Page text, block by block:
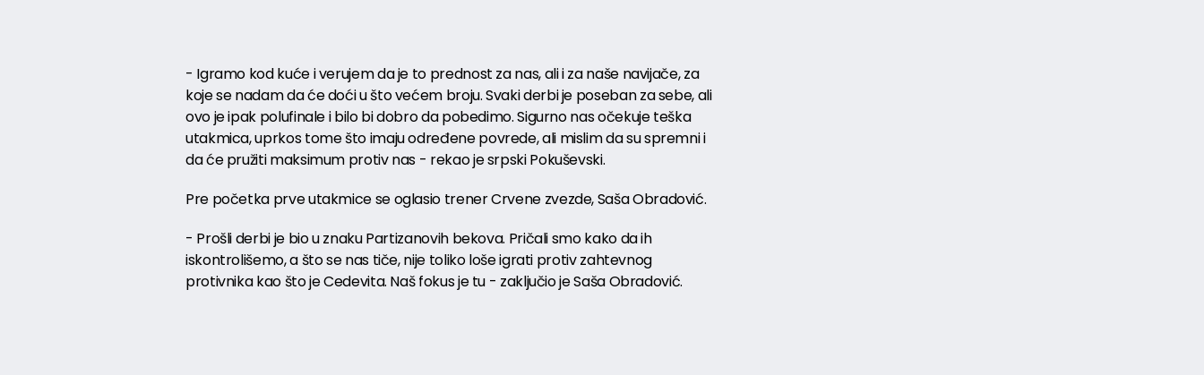
- Igramo kod kuće i verujem da je to prednost za nas, ali i za naše navijače, za
koje se nadam da će doći u što većem broju. Svaki derbi je poseban za sebe, ali
ovo je ipak polufinale i bilo bi dobro da pobedimo. Sigurno nas očekuje teška
utakmica, uprkos tome što imaju određene povrede, ali mislim da su spremni i
da će pružiti maksimum protiv nas - rekao je srpski Pokuševski.
Pre početka prve utakmice se oglasio trener Crvene zvezde, Saša Obradović.
- Prošli derbi je bio u znaku Partizanovih bekova. Pričali smo kako da ih
iskontrolišemo, a što se nas tiče, nije toliko loše igrati protiv zahtevnog
protivnika kao što je Cedevita. Naš fokus je tu - zaključio je Saša Obradović.